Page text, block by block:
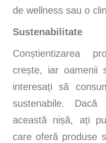
de wellness sau o
Sustenabilitate
Conștientizarea
crește, iar
interesați să
sustenabile.
această nișă, ați
care oferă produse